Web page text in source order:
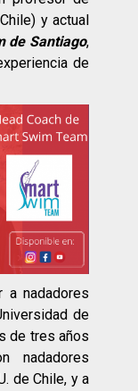
y actual
de Santiago,
de
a nadadores
de
de tres años
nadadores
de Chile, y a